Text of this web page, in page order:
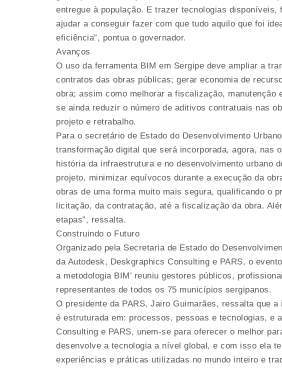
entregue à população. E trazer tecnologias
ajudar a conseguir fazer com que tudo aquilo que foi
eficiência”, pontua o governador.
Avanços
O uso da ferramenta BIM em Sergipe deve ampliar a
contratos das obras públicas; gerar economia de
obra; assim como melhorar a fiscalização, manutenção
se ainda reduzir o número de aditivos contratuais nas
projeto e retrabalho.
Para o secretário de Estado do Desenvolvimento
transformação digital que será incorporada, agora, nas
história da infraestrutura e no desenvolvimento urbano
projeto, minimizar equívocos durante a execução da
obras de uma forma muito mais segura, qualificando o
licitação, da contratação, até a fiscalização da obra.
etapas”, ressalta.
Construindo o Futuro
Organizado pela Secretaria de Estado do
da Autodesk, Deskgraphics Consulting e PARS, o
a metodologia BIM’ reuniu gestores públicos,
representantes de todos os 75 municípios sergipanos.
O presidente da PARS, Jairo Guimarães, ressalta que
é estruturada em: processos, pessoas e tecnologias, e
Consulting e PARS, unem-se para oferecer o melhor
desenvolve a tecnologia a nível global, e com isso ela
experiências e práticas utilizadas no mundo inteiro e